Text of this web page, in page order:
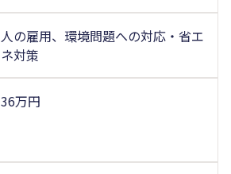
人の雇用、環境問題への対応・省エ
ネ対策
36万円